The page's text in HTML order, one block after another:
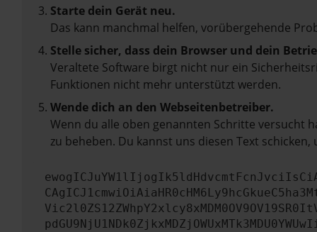
Starte dein Gerät neu.
Das kann manchmal helfen, vorübergehende
Stelle sicher, dass dein Browser und dein
Veraltete Software birgt nicht nur ein
Funktionen nicht mehr unterstützt werden.
Wende dich an den Webseitenbetreiber.
Wenn du alle oben genannten Schritte versucht
zu beheben. Du kannst uns diesen Text